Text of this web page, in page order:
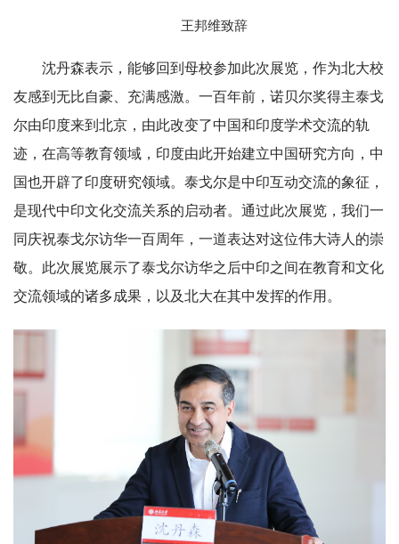
王邦维致辞
沈丹森表示，能够回到母校参加此次展览，作为北大校
友感到无比自豪、充满感激。一百年前，诺贝尔奖得主泰戈
尔由印度来到北京，由此改变了中国和印度学术交流的轨
迹，在高等教育领域，印度由此开始建立中国研究方向，中
国也开辟了印度研究领域。泰戈尔是中印互动交流的象征，
是现代中印文化交流关系的启动者。通过此次展览，我们一
同庆祝泰戈尔访华一百周年，一道表达对这位伟大诗人的崇
敬。此次展览展示了泰戈尔访华之后中印之间在教育和文化
交流领域的诸多成果，以及北大在其中发挥的作用。